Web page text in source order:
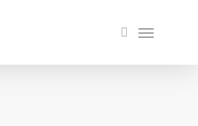
search
Menu